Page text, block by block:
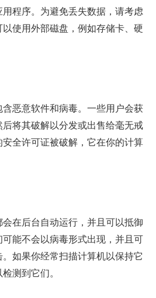
程序。为避免丢失数据，请考虑
使用外部磁盘，例如存储卡、硬
恶意软件和病毒。一些用户会获
将其破解以分发或出售给毫无戒
全许可证被破解，它在你的计算
在后台自动运行，并且可以抵御
能不会以病毒形式出现，并且可
如果你经常扫描计算机以保持它
测到它们。